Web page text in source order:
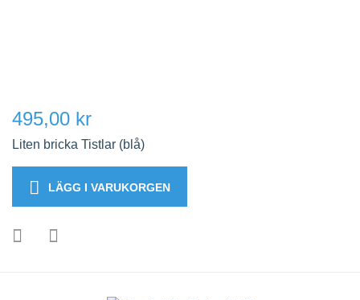
495,00 kr
Liten bricka Tistlar (blå)
LÄGG I VARUKORGEN